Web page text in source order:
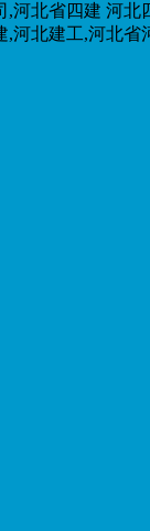
,河北省四建 河北
,河北建工,河北省